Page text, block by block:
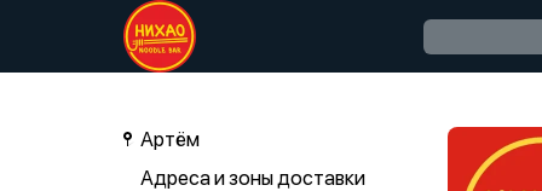
Артём
Адреса и зоны доставки